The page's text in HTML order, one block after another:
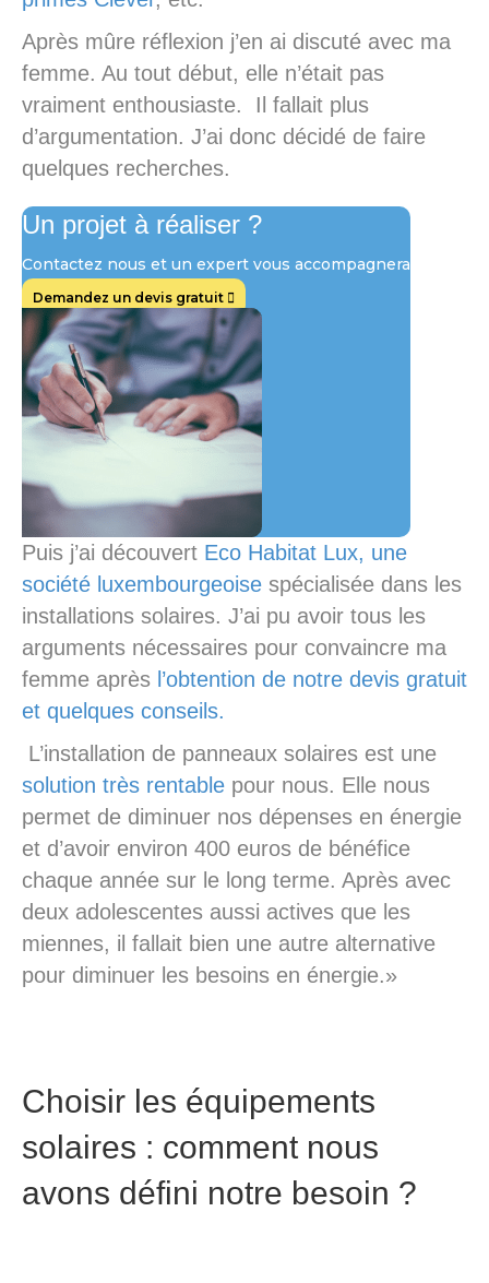
Après mûre réflexion j’en ai discuté avec ma
femme. Au tout début, elle n’était pas
vraiment enthousiaste. Il fallait plus
d’argumentation. J’ai donc décidé de faire
quelques recherches.
Un projet à réaliser ?
Contactez nous et un expert vous accompagnera
Demandez un devis gratuit
Puis j’ai découvert Eco Habitat Lux, une
société luxembourgeoise spécialisée dans les
installations solaires. J’ai pu avoir tous les
arguments nécessaires pour convaincre ma
femme après l’obtention de notre devis gratuit
et quelques conseils.
L’installation de panneaux solaires est une
solution très rentable pour nous. Elle nous
permet de diminuer nos dépenses en énergie
et d’avoir environ 400 euros de bénéfice
chaque année sur le long terme. Après avec
deux adolescentes aussi actives que les
miennes, il fallait bien une autre alternative
pour diminuer les besoins en énergie.»
Choisir les équipements
solaires : comment nous
avons défini notre besoin ?